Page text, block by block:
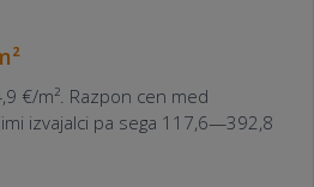
€/m². Razpon cen med
izvajalci pa sega 117,6—392,8